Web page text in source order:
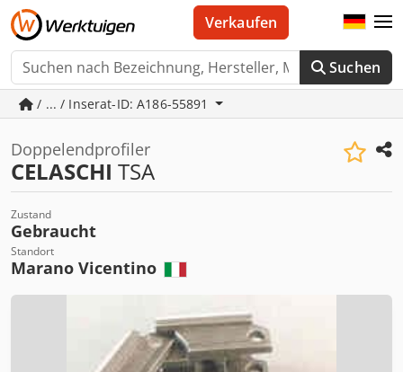
Suchen
Verkaufen
/ ... / Inserat-ID: A186-55891
Doppelendprofiler
CELASCHI TSA
Zustand
Gebraucht
Standort
Marano Vicentino